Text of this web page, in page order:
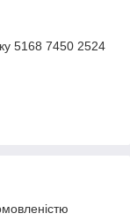
5168 7450 2524